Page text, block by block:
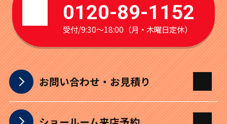
0120-89-1152
受付/9:30～18:00（月・木曜日定休）
お問い合わせ・お見積り